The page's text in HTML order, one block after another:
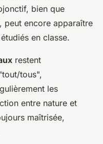
bien que
peut encore apparaître
en classe.
restent
tous",
les
entre nature et
maîtrisée,